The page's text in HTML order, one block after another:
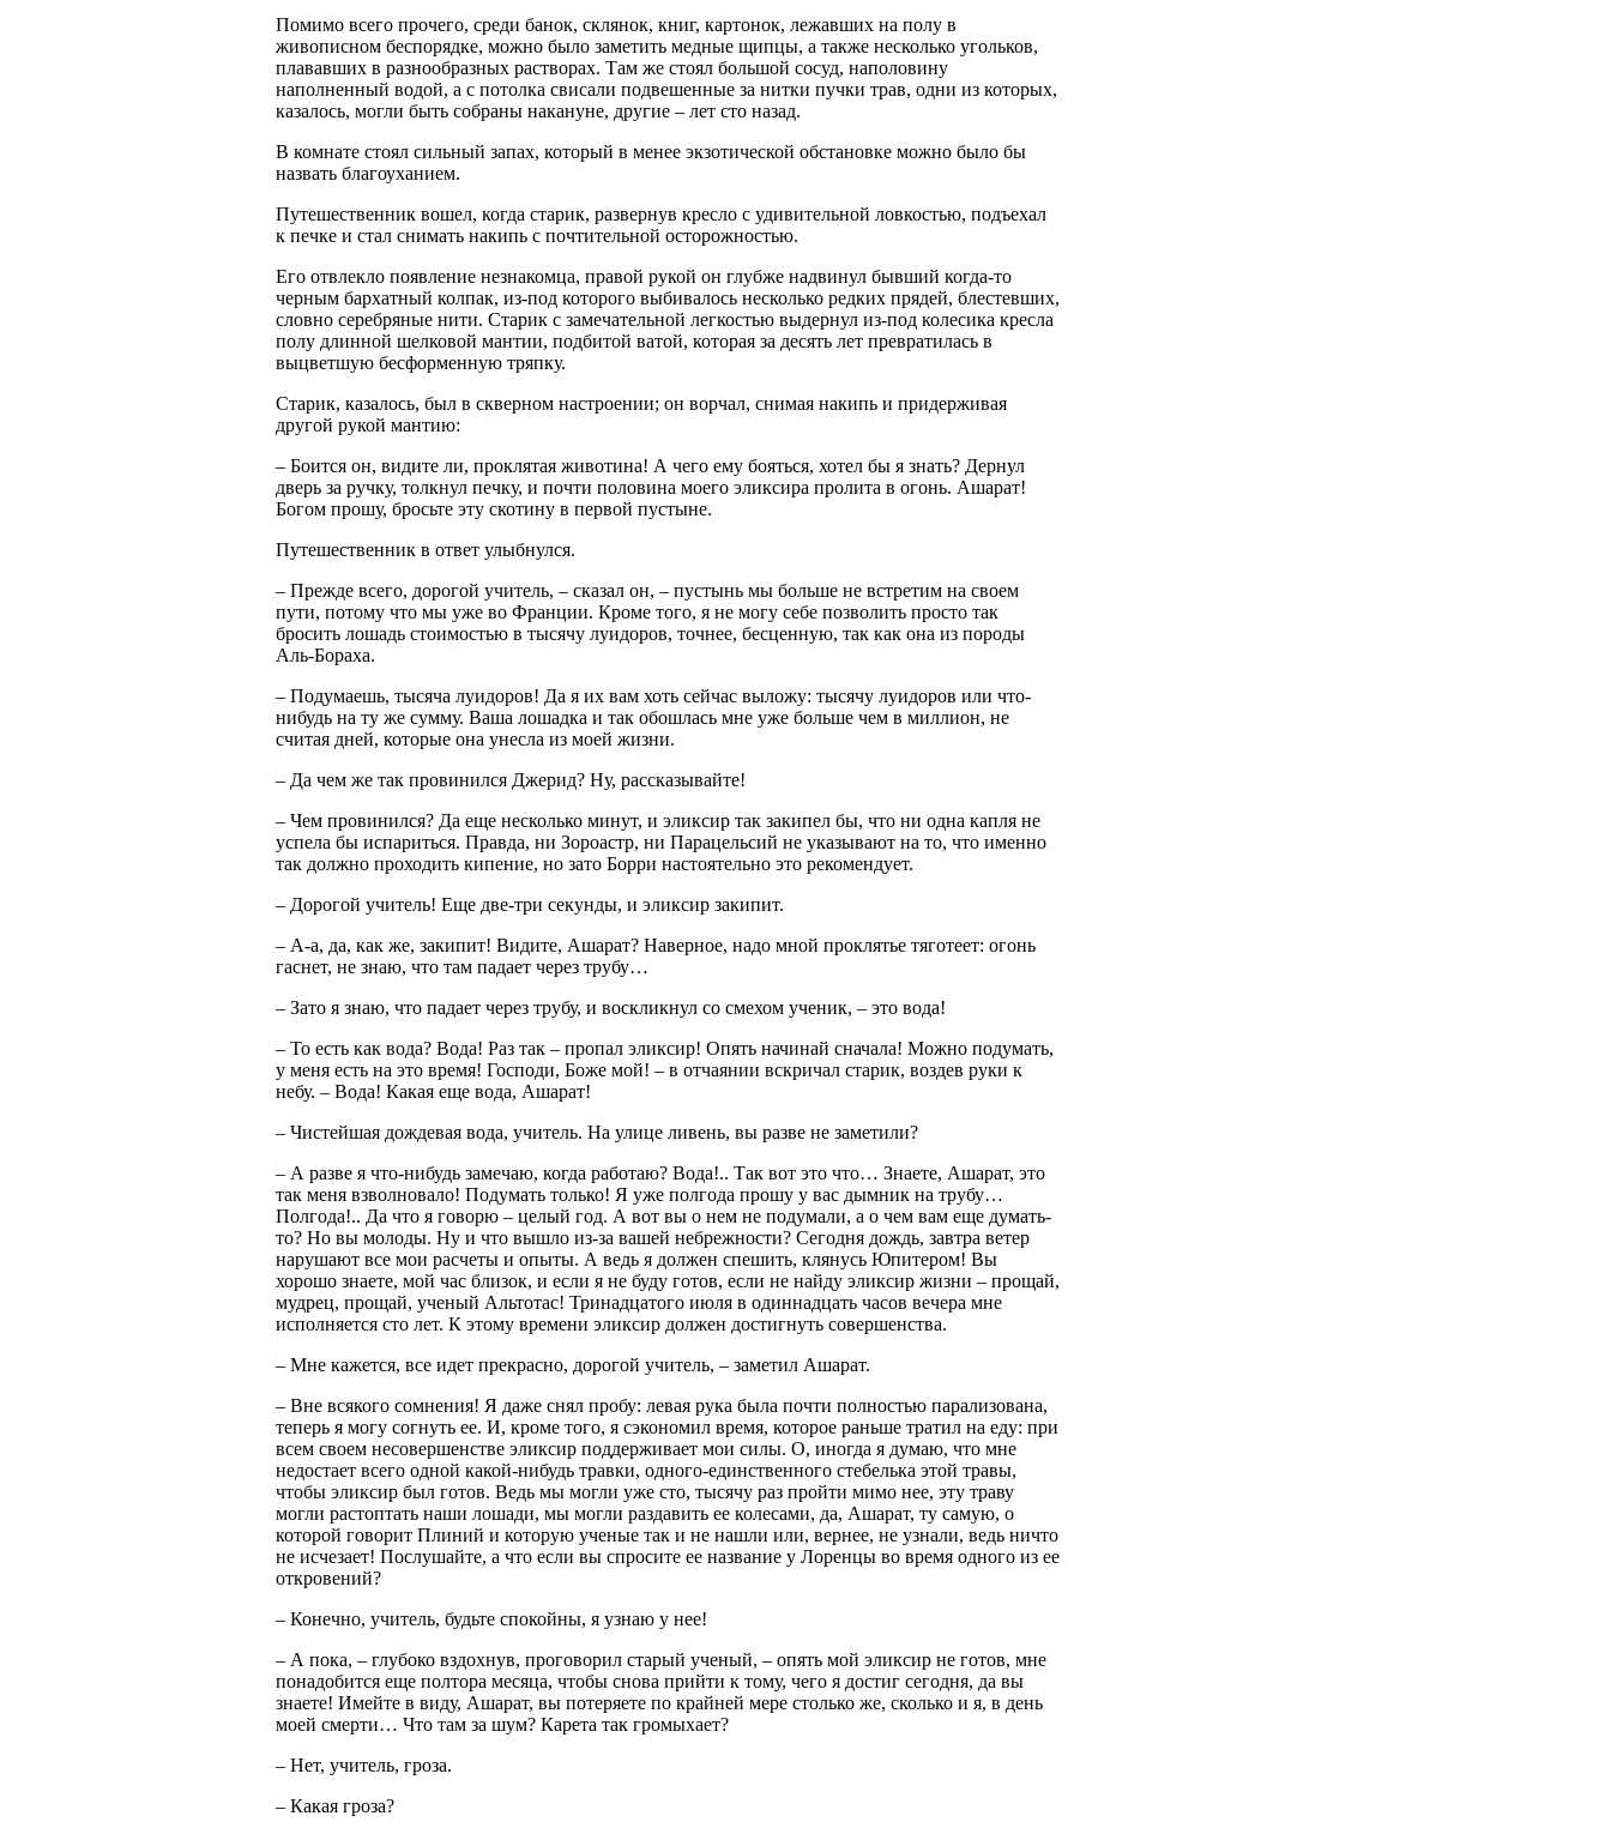
Помимо всего прочего, среди банок, склянок, книг, картонок, лежавших на полу в
живописном беспорядке, можно было заметить медные щипцы, а также несколько угольков,
плававших в разнообразных растворах. Там же стоял большой сосуд, наполовину
наполненный водой, а с потолка свисали подвешенные за нитки пучки трав, одни из которых,
казалось, могли быть собраны накануне, другие – лет сто назад.
В комнате стоял сильный запах, который в менее экзотической обстановке можно было бы
назвать благоуханием.
Путешественник вошел, когда старик, развернув кресло с удивительной ловкостью, подъехал
к печке и стал снимать накипь с почтительной осторожностью.
Его отвлекло появление незнакомца, правой рукой он глубже надвинул бывший когда-то
черным бархатный колпак, из-под которого выбивалось несколько редких прядей, блестевших,
словно серебряные нити. Старик с замечательной легкостью выдернул из-под колесика кресла
полу длинной шелковой мантии, подбитой ватой, которая за десять лет превратилась в
выцветшую бесформенную тряпку.
Старик, казалось, был в скверном настроении; он ворчал, снимая накипь и придерживая
другой рукой мантию:
– Боится он, видите ли, проклятая животина! А чего ему бояться, хотел бы я знать? Дернул
дверь за ручку, толкнул печку, и почти половина моего эликсира пролита в огонь. Ашарат!
Богом прошу, бросьте эту скотину в первой пустыне.
Путешественник в ответ улыбнулся.
– Прежде всего, дорогой учитель, – сказал он, – пустынь мы больше не встретим на своем
пути, потому что мы уже во Франции. Кроме того, я не могу себе позволить просто так
бросить лошадь стоимостью в тысячу луидоров, точнее, бесценную, так как она из породы
Аль-Бораха.
– Подумаешь, тысяча луидоров! Да я их вам хоть сейчас выложу: тысячу луидоров или что-
нибудь на ту же сумму. Ваша лошадка и так обошлась мне уже больше чем в миллион, не
считая дней, которые она унесла из моей жизни.
– Да чем же так провинился Джерид? Ну, рассказывайте!
– Чем провинился? Да еще несколько минут, и эликсир так закипел бы, что ни одна капля не
успела бы испариться. Правда, ни Зороастр, ни Парацельсий не указывают на то, что именно
так должно проходить кипение, но зато Борри настоятельно это рекомендует.
– Дорогой учитель! Еще две-три секунды, и эликсир закипит.
– А-а, да, как же, закипит! Видите, Ашарат? Наверное, надо мной проклятье тяготеет: огонь
гаснет, не знаю, что там падает через трубу…
– Зато я знаю, что падает через трубу, и воскликнул со смехом ученик, – это вода!
– То есть как вода? Вода! Раз так – пропал эликсир! Опять начинай сначала! Можно подумать,
у меня есть на это время! Господи, Боже мой! – в отчаянии вскричал старик, воздев руки к
небу. – Вода! Какая еще вода, Ашарат!
– Чистейшая дождевая вода, учитель. На улице ливень, вы разве не заметили?
– А разве я что-нибудь замечаю, когда работаю? Вода!.. Так вот это что… Знаете, Ашарат, это
так меня взволновало! Подумать только! Я уже полгода прошу у вас дымник на трубу…
Полгода!.. Да что я говорю – целый год. А вот вы о нем не подумали, а о чем вам еще думать-
то? Но вы молоды. Ну и что вышло из-за вашей небрежности? Сегодня дождь, завтра ветер
нарушают все мои расчеты и опыты. А ведь я должен спешить, клянусь Юпитером! Вы
хорошо знаете, мой час близок, и если я не буду готов, если не найду эликсир жизни – прощай,
мудрец, прощай, ученый Альтотас! Тринадцатого июля в одиннадцать часов вечера мне
исполняется сто лет. К этому времени эликсир должен достигнуть совершенства.
– Мне кажется, все идет прекрасно, дорогой учитель, – заметил Ашарат.
– Вне всякого сомнения! Я даже снял пробу: левая рука была почти полностью парализована,
теперь я могу согнуть ее. И, кроме того, я сэкономил время, которое раньше тратил на еду: при
всем своем несовершенстве эликсир поддерживает мои силы. О, иногда я думаю, что мне
недостает всего одной какой-нибудь травки, одного-единственного стебелька этой травы,
чтобы эликсир был готов. Ведь мы могли уже сто, тысячу раз пройти мимо нее, эту траву
могли растоптать наши лошади, мы могли раздавить ее колесами, да, Ашарат, ту самую, о
которой говорит Плиний и которую ученые так и не нашли или, вернее, не узнали, ведь ничто
не исчезает! Послушайте, а что если вы спросите ее название у Лоренцы во время одного из ее
откровений?
– Конечно, учитель, будьте спокойны, я узнаю у нее!
– А пока, – глубоко вздохнув, проговорил старый ученый, – опять мой эликсир не готов, мне
понадобится еще полтора месяца, чтобы снова прийти к тому, чего я достиг сегодня, да вы
знаете! Имейте в виду, Ашарат, вы потеряете по крайней мере столько же, сколько и я, в день
моей смерти… Что там за шум? Карета так громыхает?
– Нет, учитель, гроза.
– Какая гроза?